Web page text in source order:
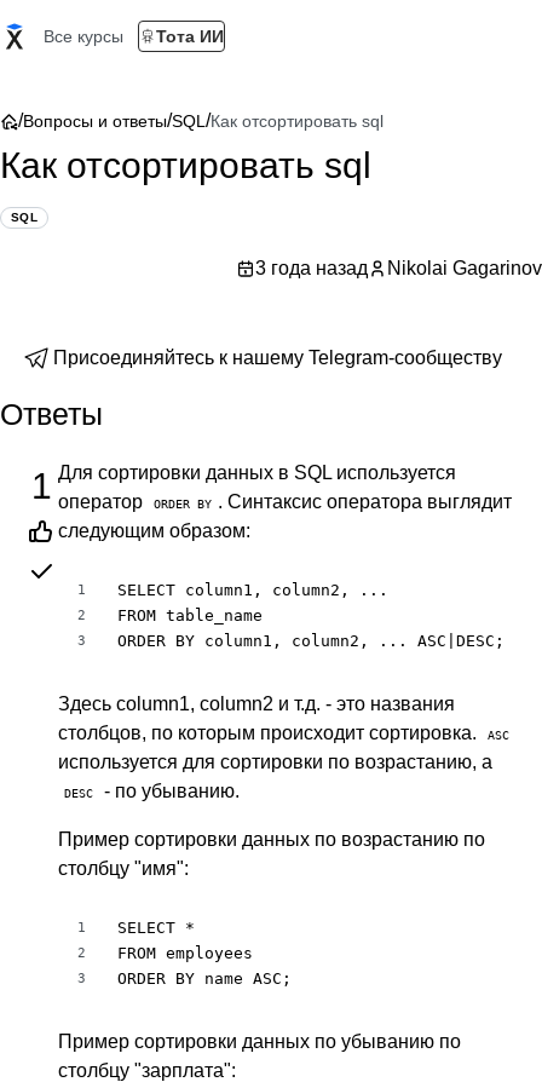
Все курсы Тота ИИ
/Вопросы и ответы/SQL /Как отсортировать sql
Как отсортировать sql
SQL
3 года назад Nikolai Gagarinov
Присоединяйтесь к нашему Telegram-сообществу
Ответы
1 Для сортировки данных в SQL используется
оператор
ORDER BY . Синтаксис оператора выглядит
следующим образом:
1
2
3
SELECT column1, column2, ...
FROM table_name
ORDER BY column1, column2, ... ASC|DESC;
Здесь column1, column2 и т.д. - это названия
столбцов, по которым происходит сортировка.
ASC
используется для сортировки по возрастанию, а
DESC - по убыванию.
Пример сортировки данных по возрастанию по
столбцу "имя":
1
2
3
SELECT *
FROM employees
ORDER BY name ASC;
Пример сортировки данных по убыванию по
столбцу "зарплата":